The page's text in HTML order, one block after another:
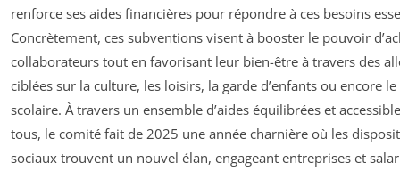
renforce ses aides financières pour répondre à ces besoins
Concrètement, ces subventions visent à booster le pouvoir
collaborateurs tout en favorisant leur bien-être à travers des
ciblées sur la culture, les loisirs, la garde d’enfants ou encore
scolaire. À travers un ensemble d’aides équilibrées et
tous, le comité fait de 2025 une année charnière où les
sociaux trouvent un nouvel élan, engageant entreprises et